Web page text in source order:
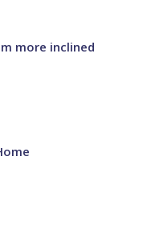
more inclined